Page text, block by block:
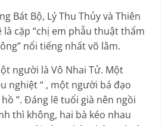
Bát Bộ, Lý Thu Thủy và Thiên
là cặp “chị em phẫu thuật thẩm
nổi tiếng nhất võ lâm.
người là Vô Nhai Tử. Một
nghiệt “ , một người bá đạo
”. Đáng lẽ tuổi già nên ngồi
thì không, hai bà kéo nhau